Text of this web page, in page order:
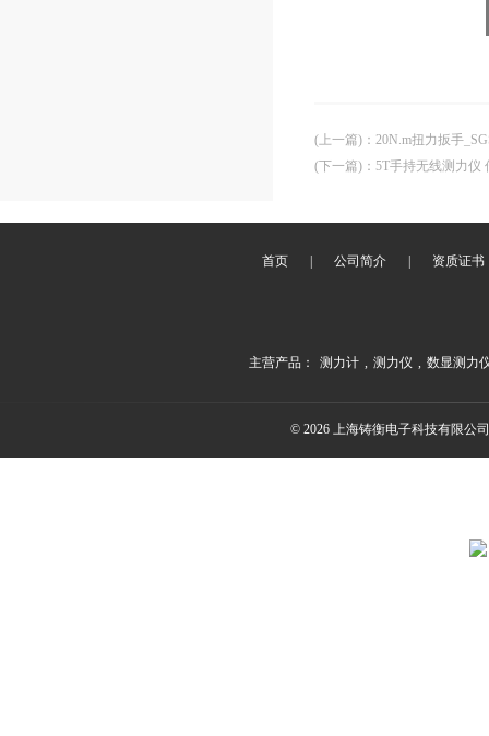
(上一篇) ： 20N.m扭力扳手
(下一篇) ： 5T手持无线测力仪
首页 公司简介 资质证书
主营产品： 测力计 , 测力仪 , 数显测力
© 2026 上海铸衡电子科技有限公